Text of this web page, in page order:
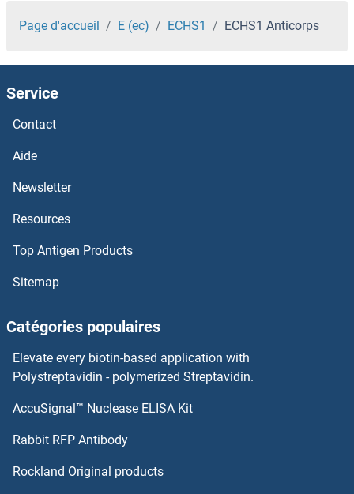
EBPL Anticorps
EBP Anticorps
EBNA1BP2 Anticorps
EBI3 Anticorps
EBF4 Anticorps
EBF3 Anticorps
EBF1 Anticorps
EARS2 Anticorps
Early Growth Response 2 Anticorps
Page d'accueil E (ec) ECHS1 ECHS1 Anticorps
Service
Contact
Aide
Newsletter
Resources
Top Antigen Products
Sitemap
Catégories populaires
Elevate every biotin-based application with
Polystreptavidin - polymerized Streptavidin.
AccuSignal™ Nuclease ELISA Kit
Rabbit RFP Antibody
Rockland Original products